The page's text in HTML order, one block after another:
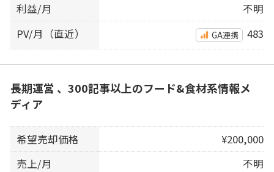
利益/月
不明
PV/月（直近）
GA連携 483
長期運営 、300記事以上のフード&食材系情報メ
ディア
希望売却価格
¥200,000
売上/月
不明